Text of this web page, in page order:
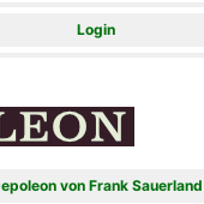
Login
von Frank Sauerland